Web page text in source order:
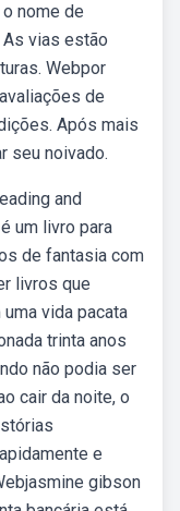
nome de
vias estão
Webpor
de
Após mais
seu noivado.
and
um livro para
de fantasia com
livros que
vida pacata
trinta anos
não podia ser
cair da noite, o
e
gibson